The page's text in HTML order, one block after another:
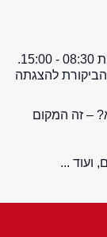
הביקורת להצגתה
– זה המקום
ועוד ...